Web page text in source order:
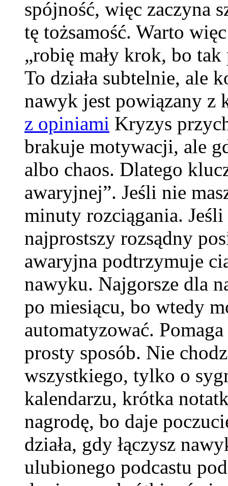
spójność, więc zaczyna
tę tożsamość. Warto
„robię mały krok, bo
To działa subtelnie, ale
nawyk jest powiązany z
z opiniami Kryzys
brakuje motywacji, ale
albo chaos. Dlatego
awaryjnej”. Jeśli nie
minuty rozciągania.
najprostszy rozsądny
awaryjna podtrzymuje
nawyku. Najgorsze dla
po miesiącu, bo wtedy
automatyzować.
prosty sposób. Nie
wszystkiego, tylko o
kalendarzu, krótka
nagrodę, bo daje
działa, gdy łączysz
ulubionego podcastu